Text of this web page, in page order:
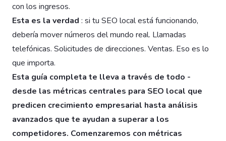
con los ingresos.
Esta es la verdad : si tu SEO local está funcionando,
debería mover números del mundo real. Llamadas
telefónicas. Solicitudes de direcciones. Ventas. Eso es lo
que importa.
Esta guía completa te lleva a través de todo -
desde las métricas centrales para SEO local que
predicen crecimiento empresarial hasta análisis
avanzados que te ayudan a superar a los
competidores. Comenzaremos con métricas